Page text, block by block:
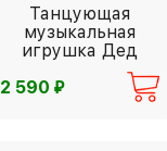
Танцующая
музыкальная
игрушка Дед
2 590 ⃏